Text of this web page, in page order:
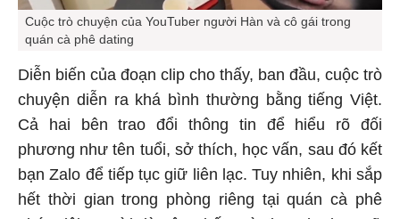
Cuộc trò chuyện của YouTuber người Hàn và cô gái trong
quán cà phê dating
Diễn biến của đoạn clip cho thấy, ban đầu, cuộc trò
chuyện diễn ra khá bình thường bằng tiếng Việt.
Cả hai bên trao đổi thông tin để hiểu rõ đối
phương như tên tuổi, sở thích, học vấn, sau đó kết
bạn Zalo để tiếp tục giữ liên lạc. Tuy nhiên, khi sắp
hết thời gian trong phòng riêng tại quán cà phê